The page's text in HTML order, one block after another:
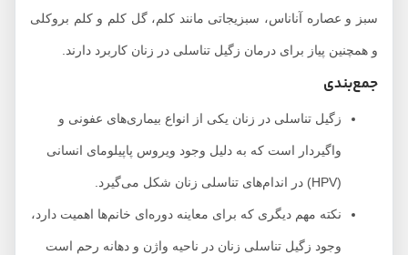
سبز و عصاره آناناس، سبزیجاتی مانند کلم، گل کلم و کلم بروکلی
و همچنین پیاز برای درمان زگیل تناسلی در زنان کاربرد دارند.
جمع‌بندی
زگیل تناسلی در زنان یکی از انواع بیماری‌های عفونی و
واگیردار است که به دلیل وجود ویروس پاپیلومای انسانی
نکته مهم دیگری که برای معاینه دوره‌ای خانم‌ها اهمیت دارد،
وجود زگیل تناسلی زنان در ناحیه واژن و دهانه رحم است